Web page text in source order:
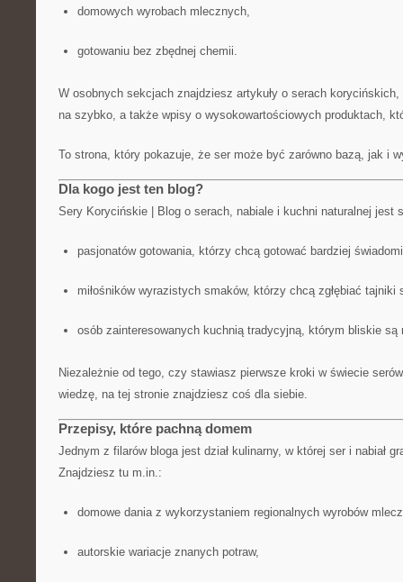
domowych wyrobach mlecznych,
gotowaniu bez zbędnej chemii.
W osobnych sekcjach znajdziesz artykuły o serach korycińskich,
na szybko, a także wpisy o wysokowartościowych produktach,
To strona, który pokazuje, że ser może być zarówno bazą, jak i
Dla kogo jest ten blog?
Sery Korycińskie | Blog o serach, nabiale i kuchni naturalnej jest
pasjonatów gotowania, którzy chcą gotować bardziej
miłośników wyrazistych smaków, którzy chcą zgłębiać tajniki
osób zainteresowanych kuchnią tradycyjną, którym bliskie są
Niezależnie od tego, czy stawiasz pierwsze kroki w świecie
wiedzę, na tej stronie znajdziesz coś dla siebie.
Przepisy, które pachną domem
Jednym z filarów bloga jest dział kulinarny, w której ser i nabiał
Znajdziesz tu m.in.:
domowe dania z wykorzystaniem regionalnych wyrobów
autorskie wariacje znanych potraw,